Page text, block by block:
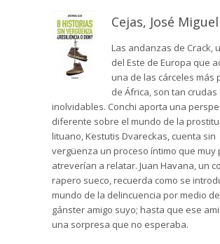
Cejas, José Miguel
Las andanzas de Crack,
del Este de Europa que
una de las cárceles más
de África, son tan crudas
inolvidables. Conchi aporta una
diferente sobre el mundo de la
lituano, Kestutis Dvareckas, cuenta sin
vergüenza un proceso íntimo que muy
atreverían a relatar. Juan Havana, un
rapero sueco, recuerda como se
mundo de la delincuencia por medio
gánster amigo suyo; hasta que ese
una sorpresa que no esperaba.